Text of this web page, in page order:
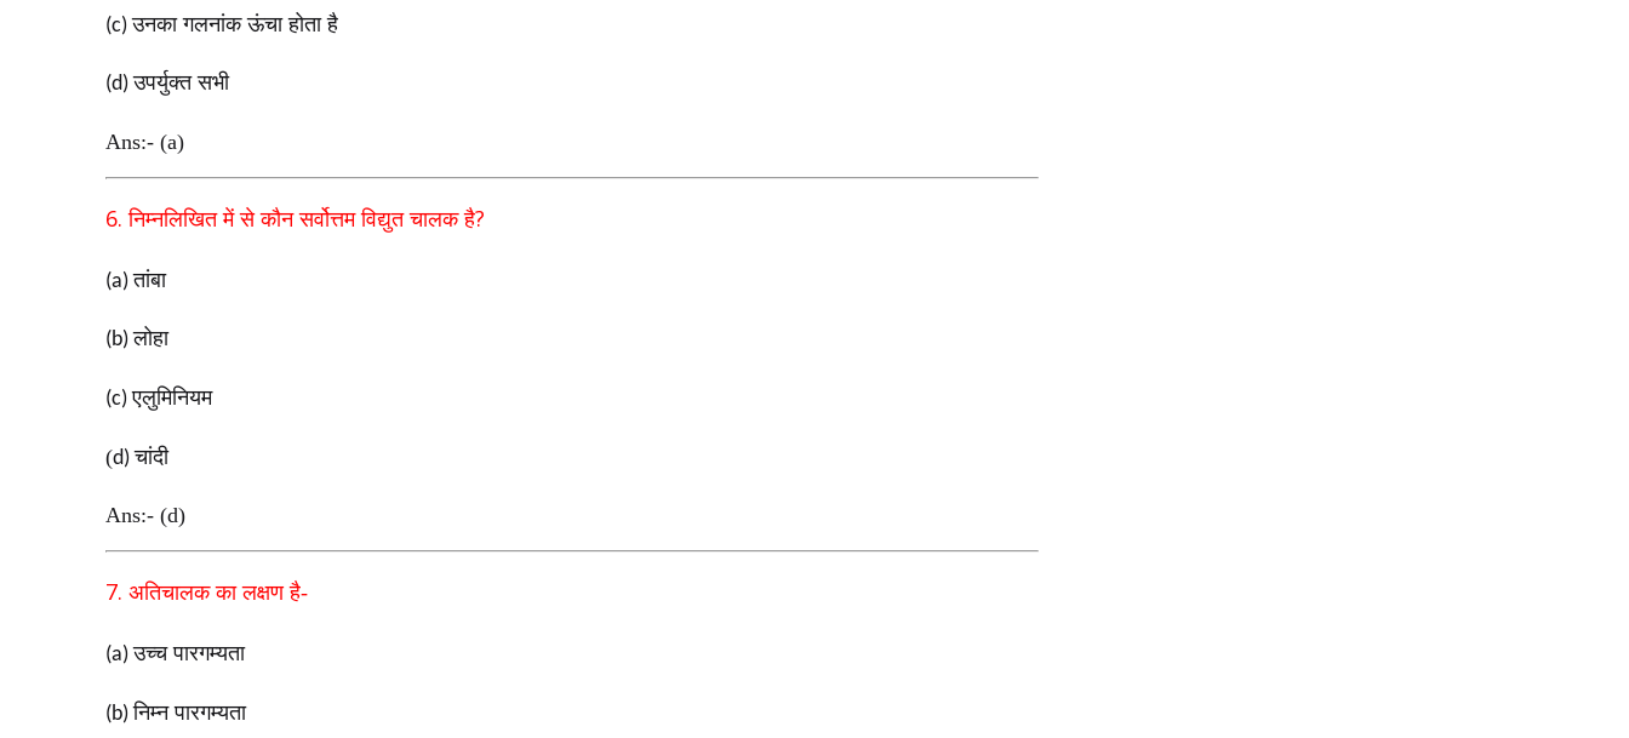
(c)उनका गलनांक ऊंचा होता है
(d)उपर्युक्त सभी
Ans:- (a)
6.निम्नलिखित में से कौन सर्वोत्तम विद्युत चालक है?
(a)तांबा
(b)लोहा
(c)एलुमिनियम
(d)चांदी
Ans:- (d)
7. अतिचालक का लक्षण है-
(a)उच्च पारगम्यता
(b)निम्न पारगम्यता